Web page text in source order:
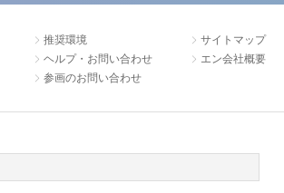
推奨環境
ヘルプ・お問い合わせ
参画のお問い合わせ
サイトマップ
エン会社概要